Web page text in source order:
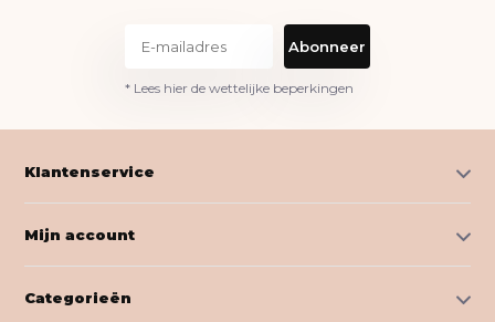
Abonneer
* Lees hier de wettelijke beperkingen
Klantenservice
Mijn account
Categorieën